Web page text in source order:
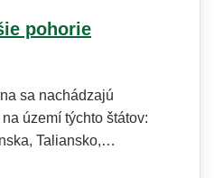
pohorie
sa nachádzajú
území týchto štátov:
Taliansko,…